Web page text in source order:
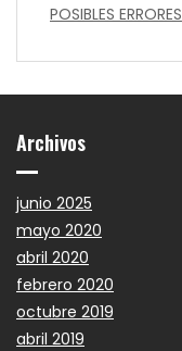
POSIBLES ERRORES
Archivos
junio 2025
mayo 2020
abril 2020
febrero 2020
octubre 2019
abril 2019